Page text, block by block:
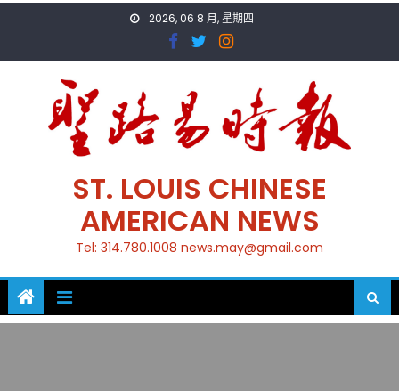
2026, 06 8 月, 星期四
ST. LOUIS CHINESE
AMERICAN NEWS
Tel: 314.780.1008 news.may@gmail.com